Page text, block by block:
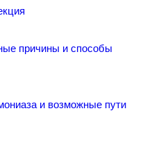
причины и способы
и возможные пути